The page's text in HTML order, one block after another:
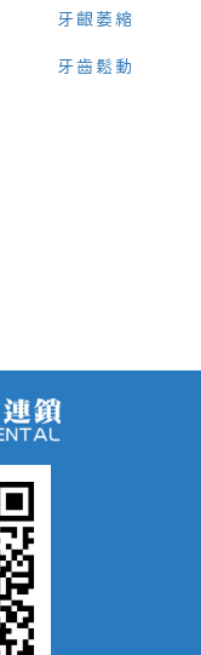
牙齦萎縮
牙齒鬆動